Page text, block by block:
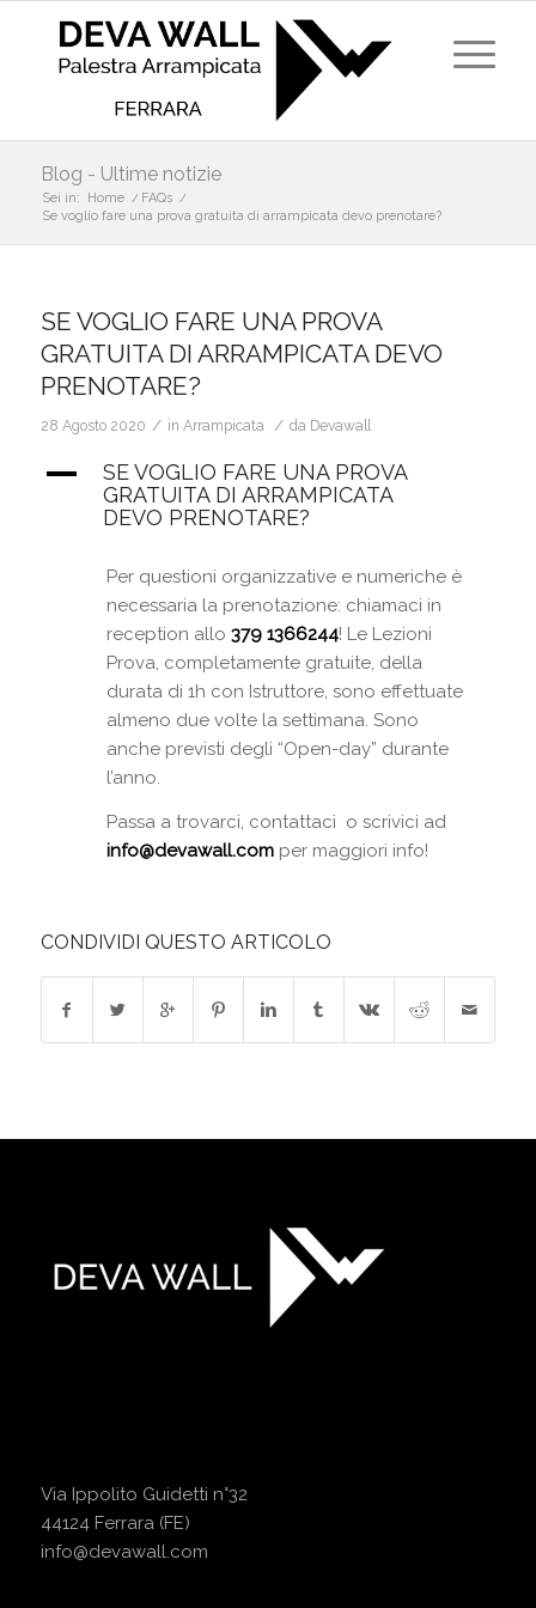
Blog - Ultime notizie
Sei in: Home / FAQs /
Se voglio fare una prova gratuita di arrampicata devo prenotare?
SE VOGLIO FARE UNA PROVA
GRATUITA DI ARRAMPICATA DEVO
PRENOTARE?
28 Agosto 2020 / in Arrampicata / da Devawall
A
SE VOGLIO FARE UNA PROVA
GRATUITA DI ARRAMPICATA
DEVO PRENOTARE?
Per questioni organizzative e numeriche è
necessaria la prenotazione: chiamaci in
reception allo 379 1366244! Le Lezioni
Prova, completamente gratuite, della
durata di 1h con Istruttore, sono effettuate
almeno due volte la settimana. Sono
anche previsti degli “Open-day” durante
l’anno.
Passa a trovarci, contattaci o scrivici ad
info@devawall.comper maggiori info!
CONDIVIDI QUESTO ARTICOLO
Via Ippolito Guidetti n°32
44124 Ferrara (FE)
info@devawall.com